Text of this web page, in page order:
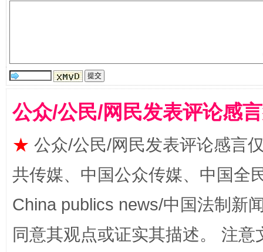
阿坝州三大球赛在茂县开幕 规模
公众/公民/网民发表评论感
★ 公众/公民/网民发表评论感言
共传媒、中国公众传媒、中国全
China publics news/中国法制新
同意其观点或证实其描述。 注